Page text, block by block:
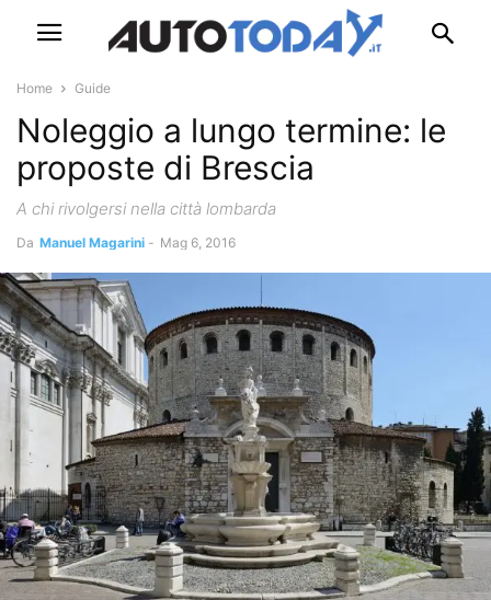
Home Guide
Noleggio a lungo termine: le
proposte di Brescia
A chi rivolgersi nella città lombarda
Da Manuel Magarini - Mag 6, 2016